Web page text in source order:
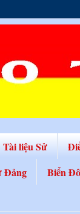
Tài liệu Sử
Đảng Biển